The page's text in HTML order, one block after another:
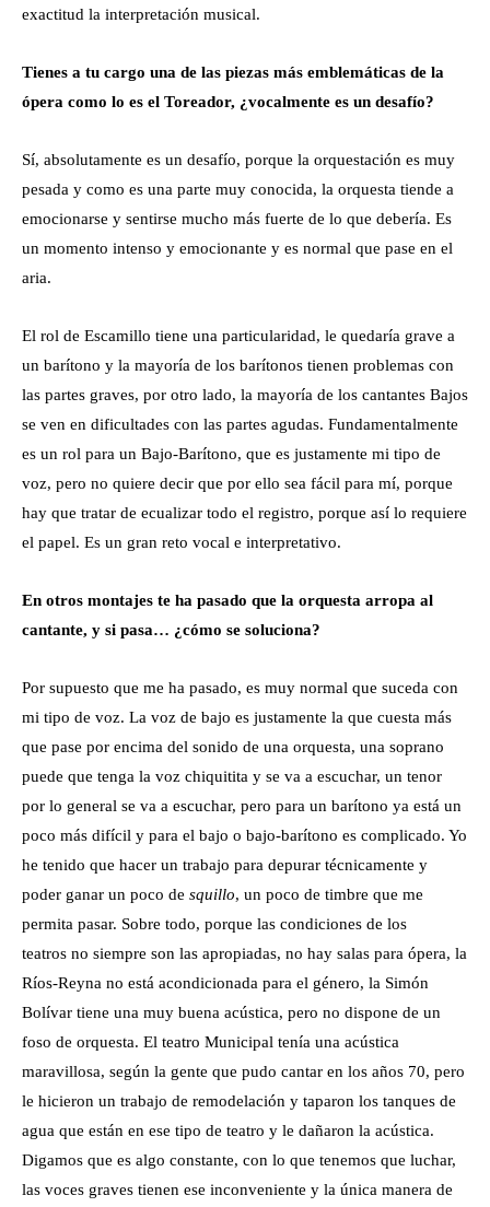
exactitud la interpretación musical.
Tienes a tu cargo una de las piezas más emblemáticas de la
ópera como lo es el Toreador, ¿vocalmente es un desafío?
Sí, absolutamente es un desafío, porque la orquestación es muy
pesada y como es una parte muy conocida, la orquesta tiende a
emocionarse y sentirse mucho más fuerte de lo que debería. Es
un momento intenso y emocionante y es normal que pase en el
aria.
El rol de Escamillo tiene una particularidad, le quedaría grave a
un barítono y la mayoría de los barítonos tienen problemas con
las partes graves, por otro lado, la mayoría de los cantantes Bajos
se ven en dificultades con las partes agudas. Fundamentalmente
es un rol para un Bajo-Barítono, que es justamente mi tipo de
voz, pero no quiere decir que por ello sea fácil para mí, porque
hay que tratar de ecualizar todo el registro, porque así lo requiere
el papel. Es un gran reto vocal e interpretativo.
En otros montajes te ha pasado que la orquesta arropa al
cantante, y si pasa… ¿cómo se soluciona?
Por supuesto que me ha pasado, es muy normal que suceda con
mi tipo de voz. La voz de bajo es justamente la que cuesta más
que pase por encima del sonido de una orquesta, una soprano
puede que tenga la voz chiquitita y se va a escuchar, un tenor
por lo general se va a escuchar, pero para un barítono ya está un
poco más difícil y para el bajo o bajo-barítono es complicado. Yo
he tenido que hacer un trabajo para depurar técnicamente y
poder ganar un poco de squillo, un poco de timbre que me
permita pasar. Sobre todo, porque las condiciones de los
teatros no siempre son las apropiadas, no hay salas para ópera, la
Ríos-Reyna no está acondicionada para el género, la Simón
Bolívar tiene una muy buena acústica, pero no dispone de un
foso de orquesta. El teatro Municipal tenía una acústica
maravillosa, según la gente que pudo cantar en los años 70, pero
le hicieron un trabajo de remodelación y taparon los tanques de
agua que están en ese tipo de teatro y le dañaron la acústica.
Digamos que es algo constante, con lo que tenemos que luchar,
las voces graves tienen ese inconveniente y la única manera de